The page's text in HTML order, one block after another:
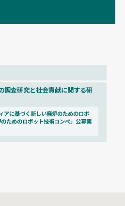
調査研究と社会貢献に関する研
アに基づく新しい廃炉のためのロボ
ためのロボット技術コンペ」公募実